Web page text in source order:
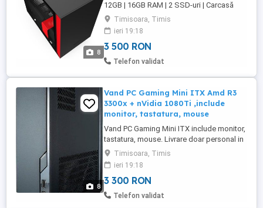
8
12GB | 16GB RAM | 2 SSD-uri | Carcasă
Mini-ITX NZXT H210 Descriere: Vând PC
complet pentru gaming și utilizare
performantă, cu componente de calitate,
ideal pentru 1080p 1440p și chiar 4K pe
anumite titluri. Sistemul este în stare
overclocking. Componente: Procesor: ...
Timisoara, Timis
ieri 19:18
3 500 RON
Telefon validat
8
Vand PC Gaming Mini ITX Amd R3
3300x + nVidia 1080Ti ,include
monitor, tastatura, mouse
Vand PC Gaming Mini ITX include monitor,
tastatura, mouse. Livrare doar personal in
Timisoara, nu se trimite prin posta sau
curier. Se poate testa inainte. Componente
Carcasa: Fractal Design Node 202 Sursa:
Corsair SFX 600W Placa de baza: MSI
B450i Gaming PLUS AC iTX format
Timisoara, Timis
ieri 19:18
3 300 RON
Telefon validat